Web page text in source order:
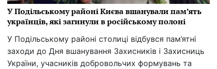
У Подільському районі Києва вшанували пам’ять
українців, які загинули в російському полоні
У Подільському районі столиці відбувся пам’ятні
заходи до Дня вшанування Захисників і Захисниць
України, учасників добровольчих формувань та